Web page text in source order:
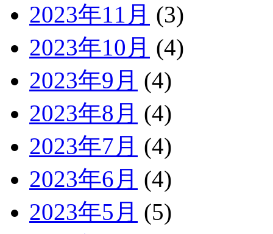
2023年11月 (3)
2023年10月 (4)
2023年9月 (4)
2023年8月 (4)
2023年7月 (4)
2023年6月 (4)
2023年5月 (5)